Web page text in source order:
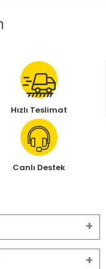
Hızlı Teslimat
Canlı Destek